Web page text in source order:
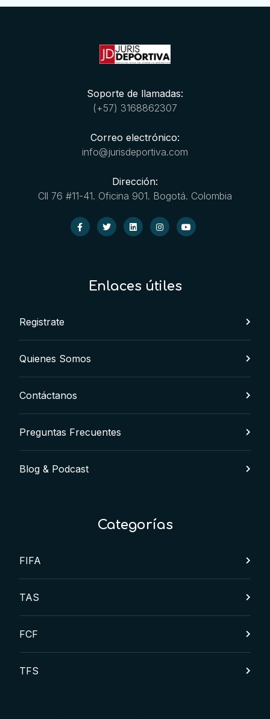
Soporte de llamadas:
(+57) 3168862307
Correo electrónico:
info@jurisdeportiva.com
Dirección:
Cll 76 #11-41. Oficina 901. Bogotá. Colombia
Enlaces útiles
Registrate
Quienes Somos
Contáctanos
Preguntas Frecuentes
Blog & Podcast
Categorías
FIFA
TAS
FCF
TFS